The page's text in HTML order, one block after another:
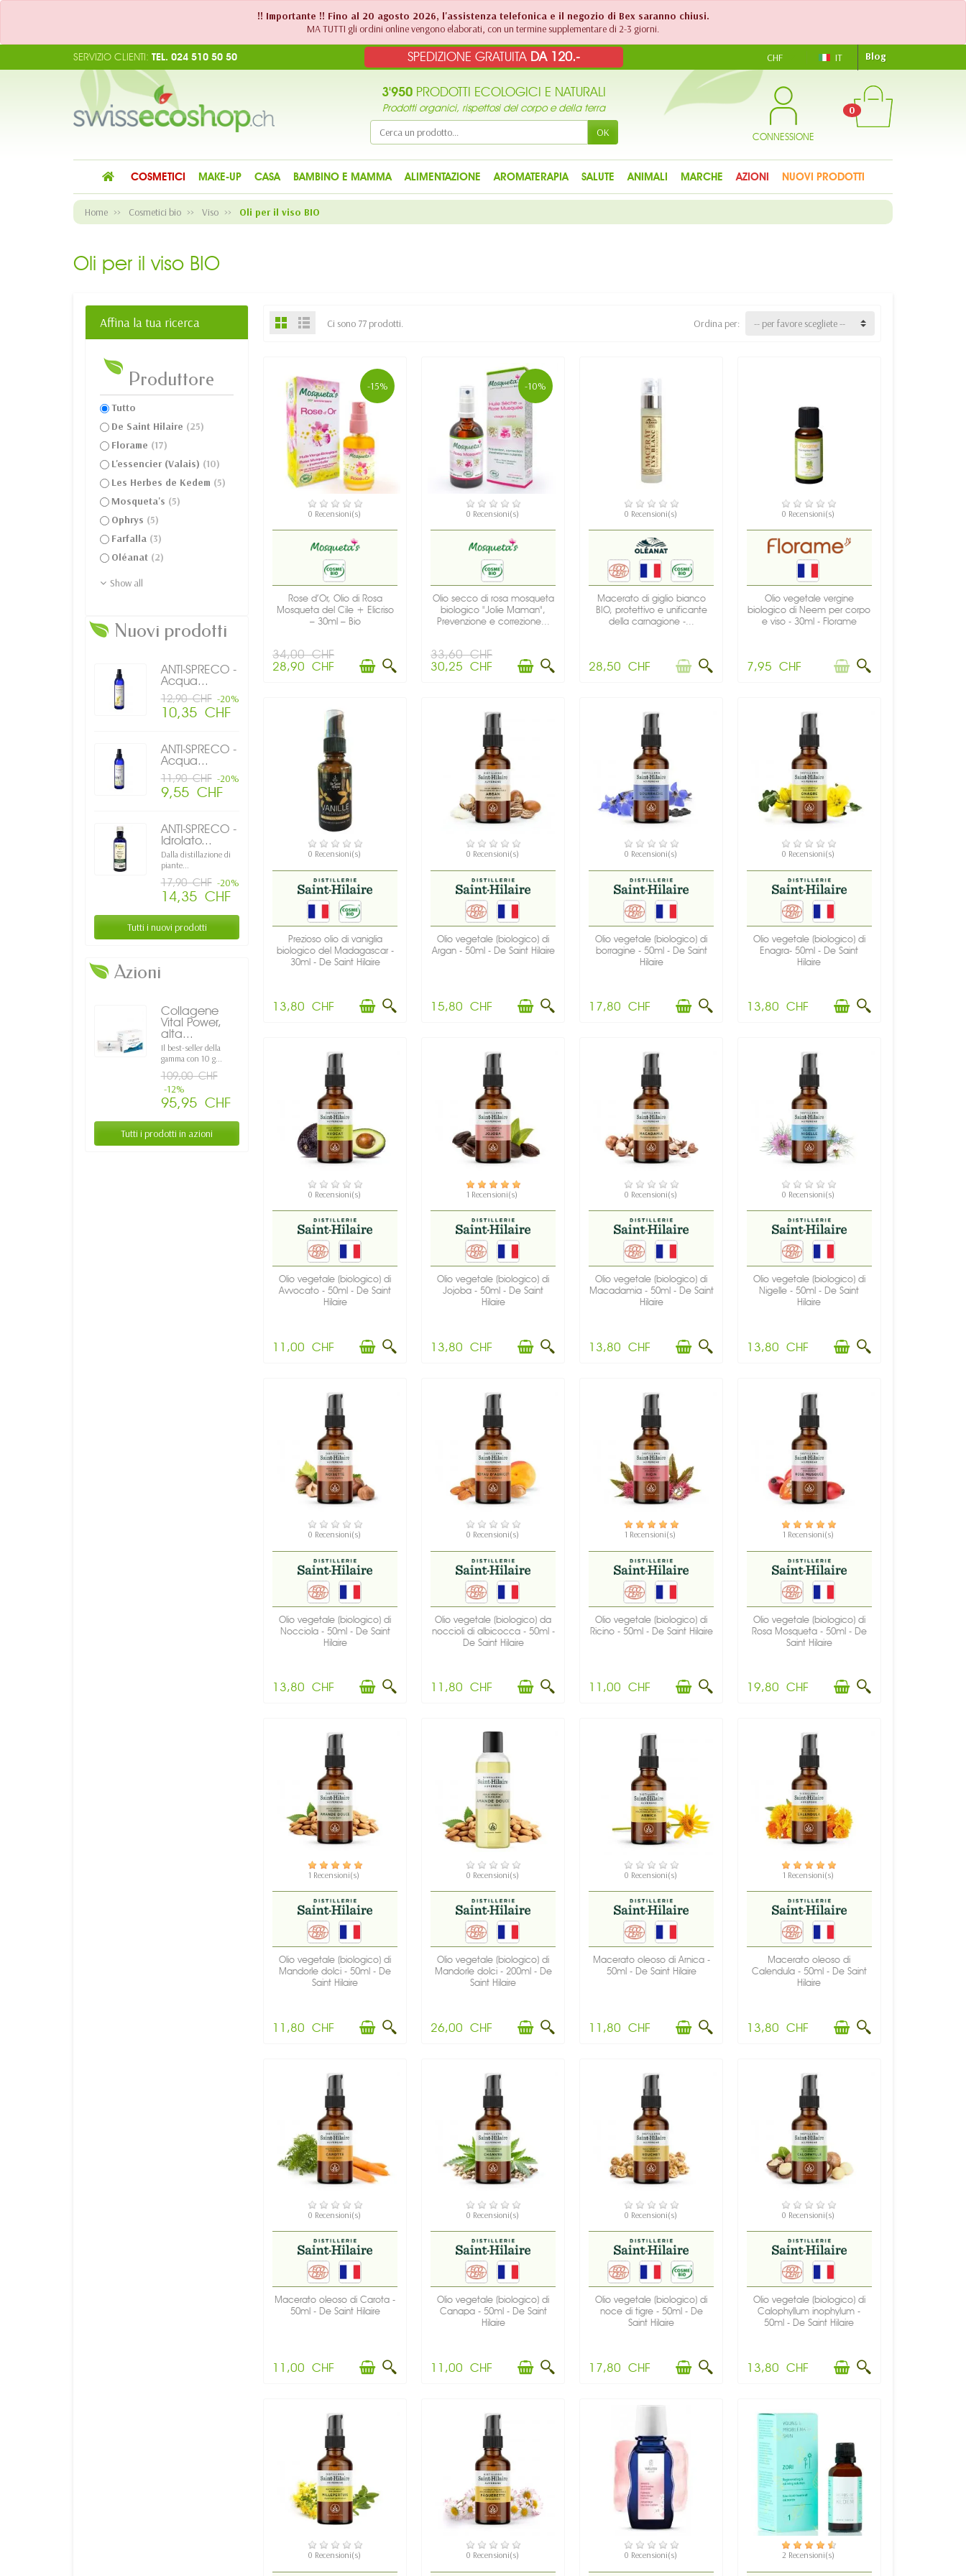
!! Importante !! Fino al 20 agosto 2026, l'assistenza telefonica e il negozio di Bex saranno chiusi.
MA TUTTI gli ordini online vengono elaborati, con un termine supplementare di 2-3 giorni.
SPEDIZIONE GRATUITA DA 120.-
SERVIZIO CLIENTI: TEL. 024 510 50 50 CHF IT Blog
3'950 PRODOTTI ECOLOGICI E NATURALI
Prodotti organici, rispettosi del corpo e della terra
OK CONNESSIONE
0
COSMETICI MAKE-UP CASA BAMBINO E MAMMA ALIMENTAZIONE AROMATERAPIA SALUTE ANIMALI MARCHE AZIONI NUOVI PRODOTTI
Home Cosmetici bio Viso Oli per il viso BIO
Oli per il viso BIO
Affina la tua ricerca
Produttore
Tutto
De Saint Hilaire (25)
Florame (17)
L'essencier (Valais) (10)
Les Herbes de Kedem (5)
Mosqueta's (5)
Ophrys (5)
Farfalla (3)
Oléanat (2)
Show all
Nuovi prodotti
ANTI-SPRECO -
Acqua...
12,90 CHF -20%
10,35 CHF
ANTI-SPRECO -
Acqua...
11,90 CHF -20%
9,55 CHF
ANTI-SPRECO -
Idrolato...
Dalla distillazione di
piante...
17,90 CHF -20%
14,35 CHF
Tutti i nuovi prodotti
Azioni
Collagene
Vital Power,
alta...
Il best-seller della
gamma con 10 g...
109,00 CHF
-12%
95,95 CHF
Tutti i prodotti in azioni
Ci sono 77 prodotti. Ordina per: -- per favore scegliete --
-15%
DISPONIBILE
0 Recensioni(s)
Rose d’Or, Olio di Rosa
Mosqueta del Cile + Elicriso
– 30ml – Bio
34,00 CHF
28,90 CHF
-10%
DISPONIBILE
0 Recensioni(s)
Olio secco di rosa mosqueta
biologico "Jolie Maman",
Prevenzione e correzione...
33,60 CHF
30,25 CHF
NON DISPONIBILE
0 Recensioni(s)
Macerato di giglio bianco
BIO, protettivo e unificante
della carnagione -...
28,50 CHF
NON DISPONIBILE
0 Recensioni(s)
Olio vegetale vergine
biologico di Neem per corpo
e viso - 30ml - Florame
7,95 CHF
DISPONIBILE
0 Recensioni(s)
Prezioso olio di vaniglia
biologico del Madagascar -
30ml - De Saint Hilaire
13,80 CHF
DISPONIBILE
0 Recensioni(s)
Olio vegetale (biologico) di
Argan - 50ml - De Saint Hilaire
15,80 CHF
DISPONIBILE
0 Recensioni(s)
Olio vegetale (biologico) di
borragine - 50ml - De Saint
Hilaire
17,80 CHF
DISPONIBILE
0 Recensioni(s)
Olio vegetale (biologico) di
Enagra- 50ml - De Saint
Hilaire
13,80 CHF
DISPONIBILE
0 Recensioni(s)
Olio vegetale (biologico) di
Avvocato - 50ml - De Saint
Hilaire
11,00 CHF
DISPONIBILE
1 Recensioni(s)
Olio vegetale (biologico) di
Jojoba - 50ml - De Saint
Hilaire
13,80 CHF
DISPONIBILE
0 Recensioni(s)
Olio vegetale (biologico) di
Macadamia - 50ml - De Saint
Hilaire
13,80 CHF
DISPONIBILE
0 Recensioni(s)
Olio vegetale (biologico) di
Nigelle - 50ml - De Saint
Hilaire
13,80 CHF
DISPONIBILE
0 Recensioni(s)
Olio vegetale (biologico) di
Nocciola - 50ml - De Saint
Hilaire
13,80 CHF
DISPONIBILE
0 Recensioni(s)
Olio vegetale (biologico) da
noccioli di albicocca - 50ml -
De Saint Hilaire
11,80 CHF
DISPONIBILE
1 Recensioni(s)
Olio vegetale (biologico) di
Ricino - 50ml - De Saint Hilaire
11,00 CHF
DISPONIBILE
1 Recensioni(s)
Olio vegetale (biologico) di
Rosa Mosqueta - 50ml - De
Saint Hilaire
19,80 CHF
DISPONIBILE
1 Recensioni(s)
Olio vegetale (biologico) di
Mandorle dolci - 50ml - De
Saint Hilaire
11,80 CHF
DISPONIBILE
0 Recensioni(s)
Olio vegetale (biologico) di
Mandorle dolci - 200ml - De
Saint Hilaire
26,00 CHF
DISPONIBILE
0 Recensioni(s)
Macerato oleoso di Arnica -
50ml - De Saint Hilaire
11,80 CHF
DISPONIBILE
1 Recensioni(s)
Macerato oleoso di
Calendula - 50ml - De Saint
Hilaire
13,80 CHF
DISPONIBILE
0 Recensioni(s)
Macerato oleoso di Carota -
50ml - De Saint Hilaire
11,00 CHF
DISPONIBILE
0 Recensioni(s)
Olio vegetale (biologico) di
Canapa - 50ml - De Saint
Hilaire
11,00 CHF
DISPONIBILE
0 Recensioni(s)
Olio vegetale (biologico) di
noce di tigre - 50ml - De
Saint Hilaire
17,80 CHF
DISPONIBILE
0 Recensioni(s)
Olio vegetale (biologico) di
Calophyllum inophylum -
50ml - De Saint Hilaire
13,80 CHF
DISPONIBILE
0 Recensioni(s)
DISPONIBILE
0 Recensioni(s)
DISPONIBILE
0 Recensioni(s)
DISPONIBILE
2 Recensioni(s)